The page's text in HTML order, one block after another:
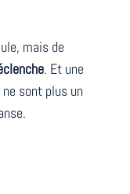
mais de
. Et une
sont plus un